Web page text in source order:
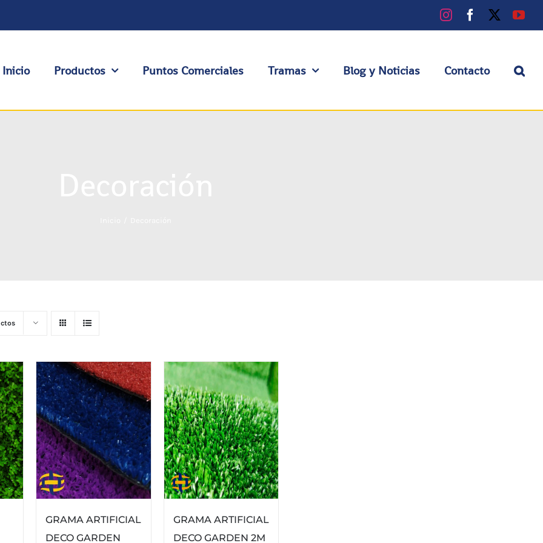
InstagramFacebook
Inicio Productos Puntos Comerciales Tramas Blog y Noticias Contacto
GRAMA ARTIFICIAL
DECO GARDEN
GRAMA ARTIFICIAL
DECO GARDEN 2M